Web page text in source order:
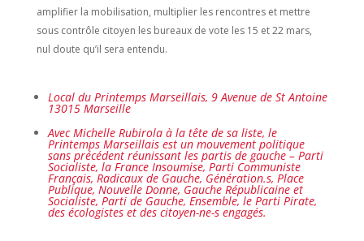
amplifier la mobilisation, multiplier les rencontres et mettre
sous contrôle citoyen les bureaux de vote les 15 et 22 mars,
nul doute qu’il sera entendu.
Local du Printemps Marseillais, 9 Avenue de St Antoine
13015 Marseille
Avec Michelle Rubirola à la tête de sa liste, le
Printemps Marseillais est un mouvement politique
sans précédent réunissant les partis de gauche – Parti
Socialiste, la France Insoumise, Parti Communiste
Français, Radicaux de Gauche, Génération.s, Place
Publique, Nouvelle Donne, Gauche Républicaine et
Socialiste, Parti de Gauche, Ensemble, le Parti Pirate,
des écologistes et des citoyen-ne-s engagés.